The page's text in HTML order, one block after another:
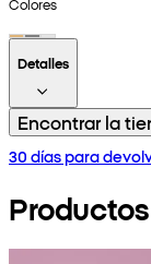
Detalles
Encontrar la
30 días para